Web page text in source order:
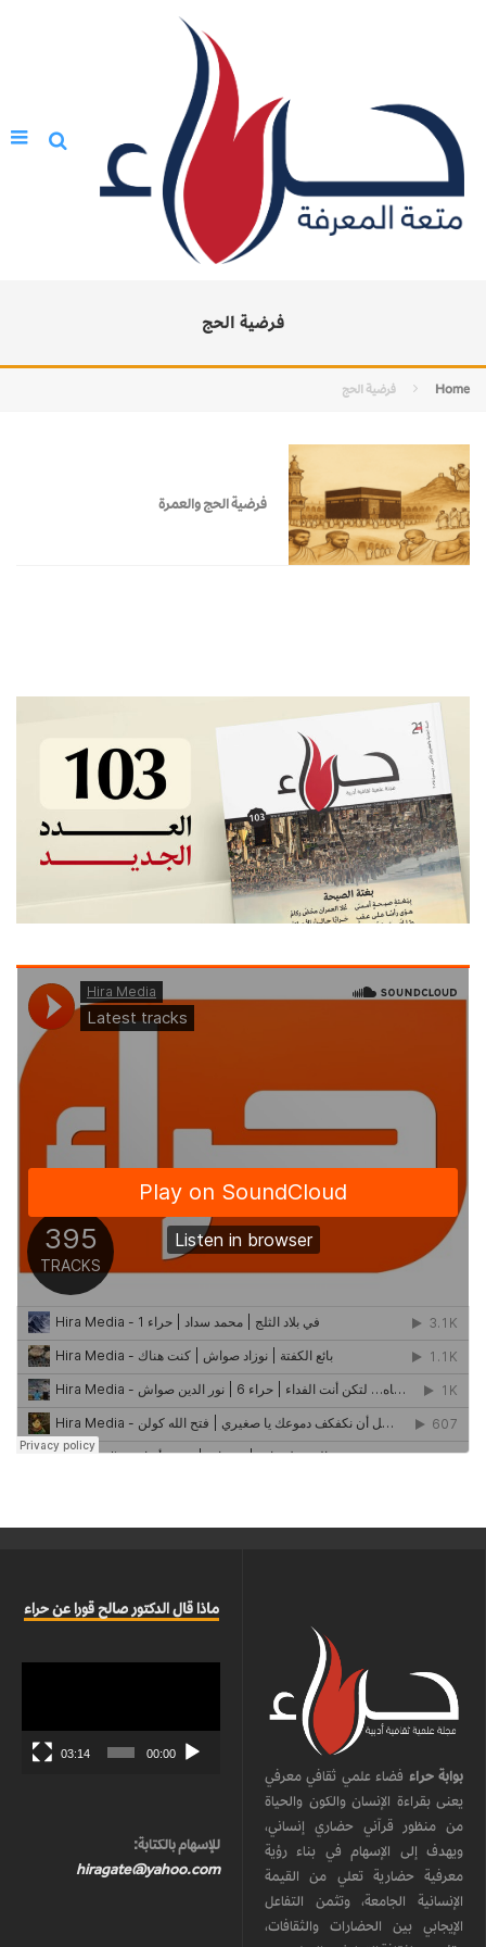
فرضية الحج
Home فرضية الحج
فرضية الحج والعمرة
بوابة حراء فضاء علمي ثقافي معرفي
يعنى بقراءة الإنسان والكون والحياة
من منظور قرآني حضاري إنساني،
ويهدف إلى الإسهام في بناء رؤية
معرفية حضارية تعلي من القيمة
الإنسانية الجامعة، وتثمن التفاعل
الإيجابي بين الحضارات والثقافات،
ماذا قال الدكتور صالح قورا عن حراء
00:00
03:14
للإسهام بالكتابة:
hiragate@yahoo.com